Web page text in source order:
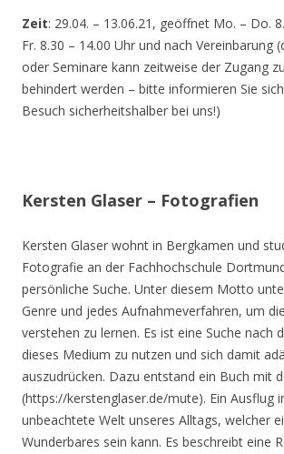
Zeit: 29.04. – 13.06.21, geöffnet Mo. – Do.
Fr. 8.30 – 14.00 Uhr und nach Vereinbarung
oder Seminare kann zeitweise der Zugang
behindert werden – bitte informieren Sie
Besuch sicherheitshalber bei uns!)
Kersten Glaser – Fotografien
Kersten Glaser wohnt in Bergkamen und
Fotografie an der Fachhochschule
persönliche Suche. Unter diesem Motto
Genre und jedes Aufnahmeverfahren, um
verstehen zu lernen. Es ist eine Suche nach
dieses Medium zu nutzen und sich damit
auszudrücken. Dazu entstand ein Buch mit
(https://kerstenglaser.de/mute). Ein Ausflug
unbeachtete Welt unseres Alltags, welcher
Wunderbares sein kann. Es beschreibt eine